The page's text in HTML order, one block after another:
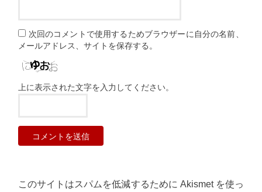
次回のコメントで使用するためブラウザーに自分の名前、
メールアドレス、サイトを保存する。
上に表示された文字を入力してください。
このサイトはスパムを低減するために Akismet を使っ